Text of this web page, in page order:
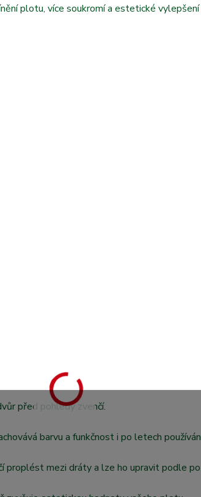
plotu, více soukromí a estetické
před pohledy zvenčí.
barvu a funkčnost i po letech
proplést mezi dráty a lze ho upravit podle